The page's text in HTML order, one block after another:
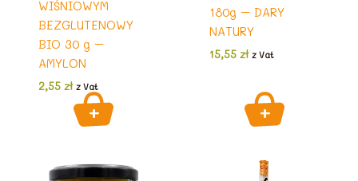
WIŚNIOWYM
BEZGLUTENOWY
BIO 30 g –
AMYLON
2,55 zł z Vat
180g – DARY
NATURY
15,55 zł z Vat